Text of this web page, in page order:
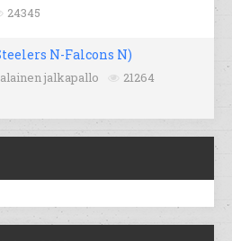
24345
N-Falcons N)
jalkapallo 21264